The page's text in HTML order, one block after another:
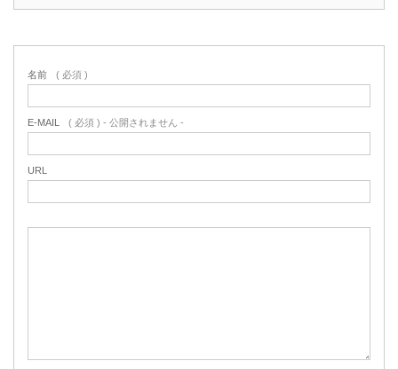
名前 ( 必須 )
E-MAIL ( 必須 ) - 公開されません -
URL